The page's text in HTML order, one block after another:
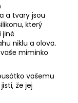
a tvary jsou
který
jiné
niklu a olova.
miminko
vašemu
že jej